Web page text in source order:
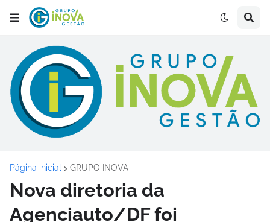
Página inicial GRUPO INOVA
Nova diretoria da
Agenciauto/DF foi